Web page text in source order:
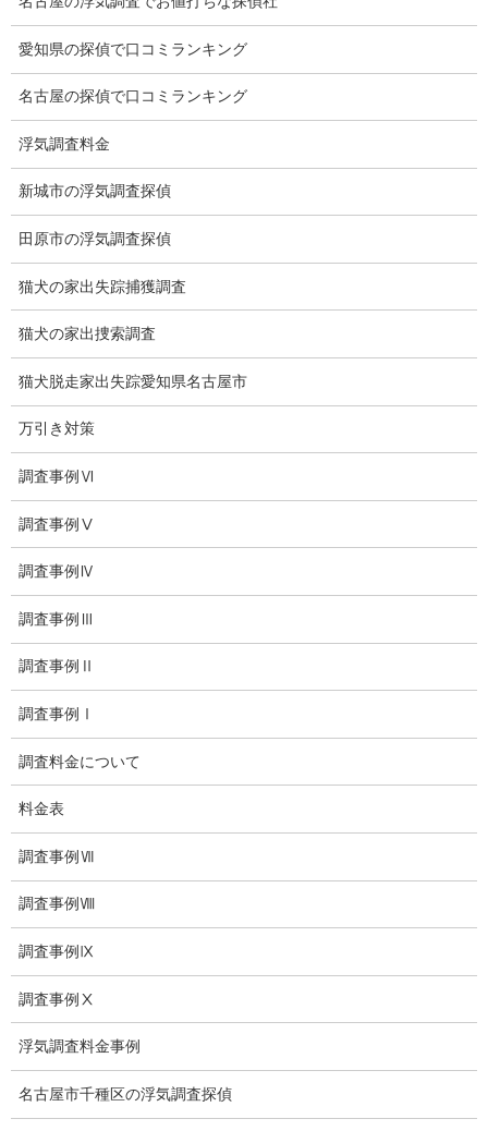
浮気調査時間
調査料金のご質問
調査員の人数（浮気調査）
調査プランのご依頼の割合
慰謝料の相場
離婚手続
探偵社の選び方
浮気度チェック
会社案内
損害保険調査
会社沿革
プライバシーポリシー
探偵エッセイ
探偵コラム
探偵日記
夫婦の信頼関係
お知らせ
愛知県の探偵で口コミランキング
名古屋の探偵で口コミランキング
浮気調査料金
新城市の浮気調査探偵
田原市の浮気調査探偵
猫犬の家出失踪捕獲調査
猫犬の家出捜索調査
猫犬脱走家出失踪愛知県名古屋市
万引き対策
調査事例Ⅵ
調査事例Ⅴ
調査事例Ⅳ
調査事例Ⅲ
調査事例Ⅱ
調査事例Ⅰ
調査料金について
料金表
調査事例Ⅶ
調査事例Ⅷ
調査事例Ⅸ
調査事例Ⅹ
浮気調査料金事例
名古屋市千種区の浮気調査探偵